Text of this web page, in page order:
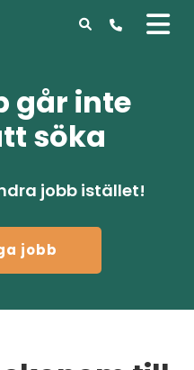
går inte
söka
jobb istället!
jobb